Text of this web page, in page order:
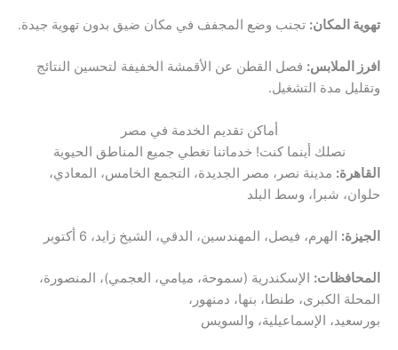
تهوية المكان: تجنب وضع المجفف في مكان ضيق بدون تهوية جيدة.
افرز الملابس: فصل القطن عن الأقمشة الخفيفة لتحسين النتائج
وتقليل مدة التشغيل.
أماكن تقديم الخدمة في مصر
نصلك أينما كنت! خدماتنا تغطي جميع المناطق الحيوية
القاهرة: مدينة نصر، مصر الجديدة، التجمع الخامس، المعادي،
حلوان، شبرا، وسط البلد
الجيزة: الهرم، فيصل، المهندسين، الدقي، الشيخ زايد، 6 أكتوبر
المحافظات: الإسكندرية (سموحة، ميامي، العجمي)، المنصورة،
المحلة الكبرى، طنطا، بنها، دمنهور،
بورسعيد، الإسماعيلية، والسويس